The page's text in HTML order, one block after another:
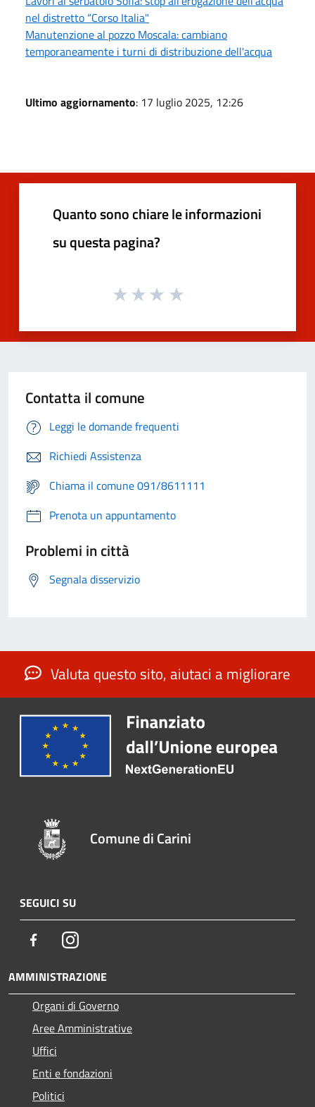
nel distretto “Corso Italia"
Manutenzione al pozzo Moscala: cambiano
temporaneamente i turni di distribuzione dell'acqua
Ultimo aggiornamento: 17 luglio 2025, 12:26
Quanto sono chiare le informazioni
su questa pagina?
Contatta il comune
Leggi le domande frequenti
Richiedi Assistenza
Chiama il comune 091/8611111
Prenota un appuntamento
Problemi in città
Segnala disservizio
Valuta questo sito, aiutaci a migliorare
Comune di Carini
SEGUICI SU
FacebookInstagram
AMMINISTRAZIONE
Organi di Governo
Aree Amministrative
Uffici
Enti e fondazioni
Politici